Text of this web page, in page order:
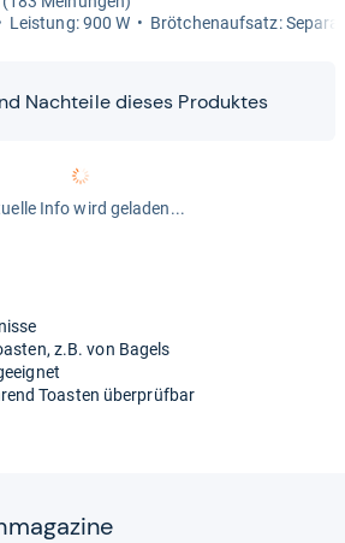
Leis­tung: 900 W Bröt­chen­auf­satz: Sepa­rat
Nach­teile die­ses Pro­duk­tes
Info wird geladen...
z.B. von Bagels
Toasten überprüfbar